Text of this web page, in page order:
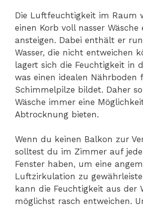
Die Luftfeuchtigkeit im Raum
einen Korb voll nasser Wäsche
ansteigen. Dabei enthält er
Wasser, die nicht entweichen
lagert sich die Feuchtigkeit in
was einen idealen Nährboden
Schimmelpilze bildet. Daher
Wäsche immer eine
Abtrocknung bieten.
Wenn du keinen Balkon zur
solltest du im Zimmer auf
Fenster haben, um eine
Luftzirkulation zu
kann die Feuchtigkeit aus der
möglichst rasch entweichen.